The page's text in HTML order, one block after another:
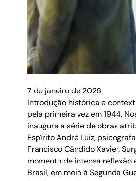
7 de janeiro de 2026
Introdução histórica e
pela primeira vez em 1944,
inaugura a série de obras
Espírito André Luiz,
Francisco Cândido Xavier.
momento de intensa reflexão
Brasil, em meio à Segunda